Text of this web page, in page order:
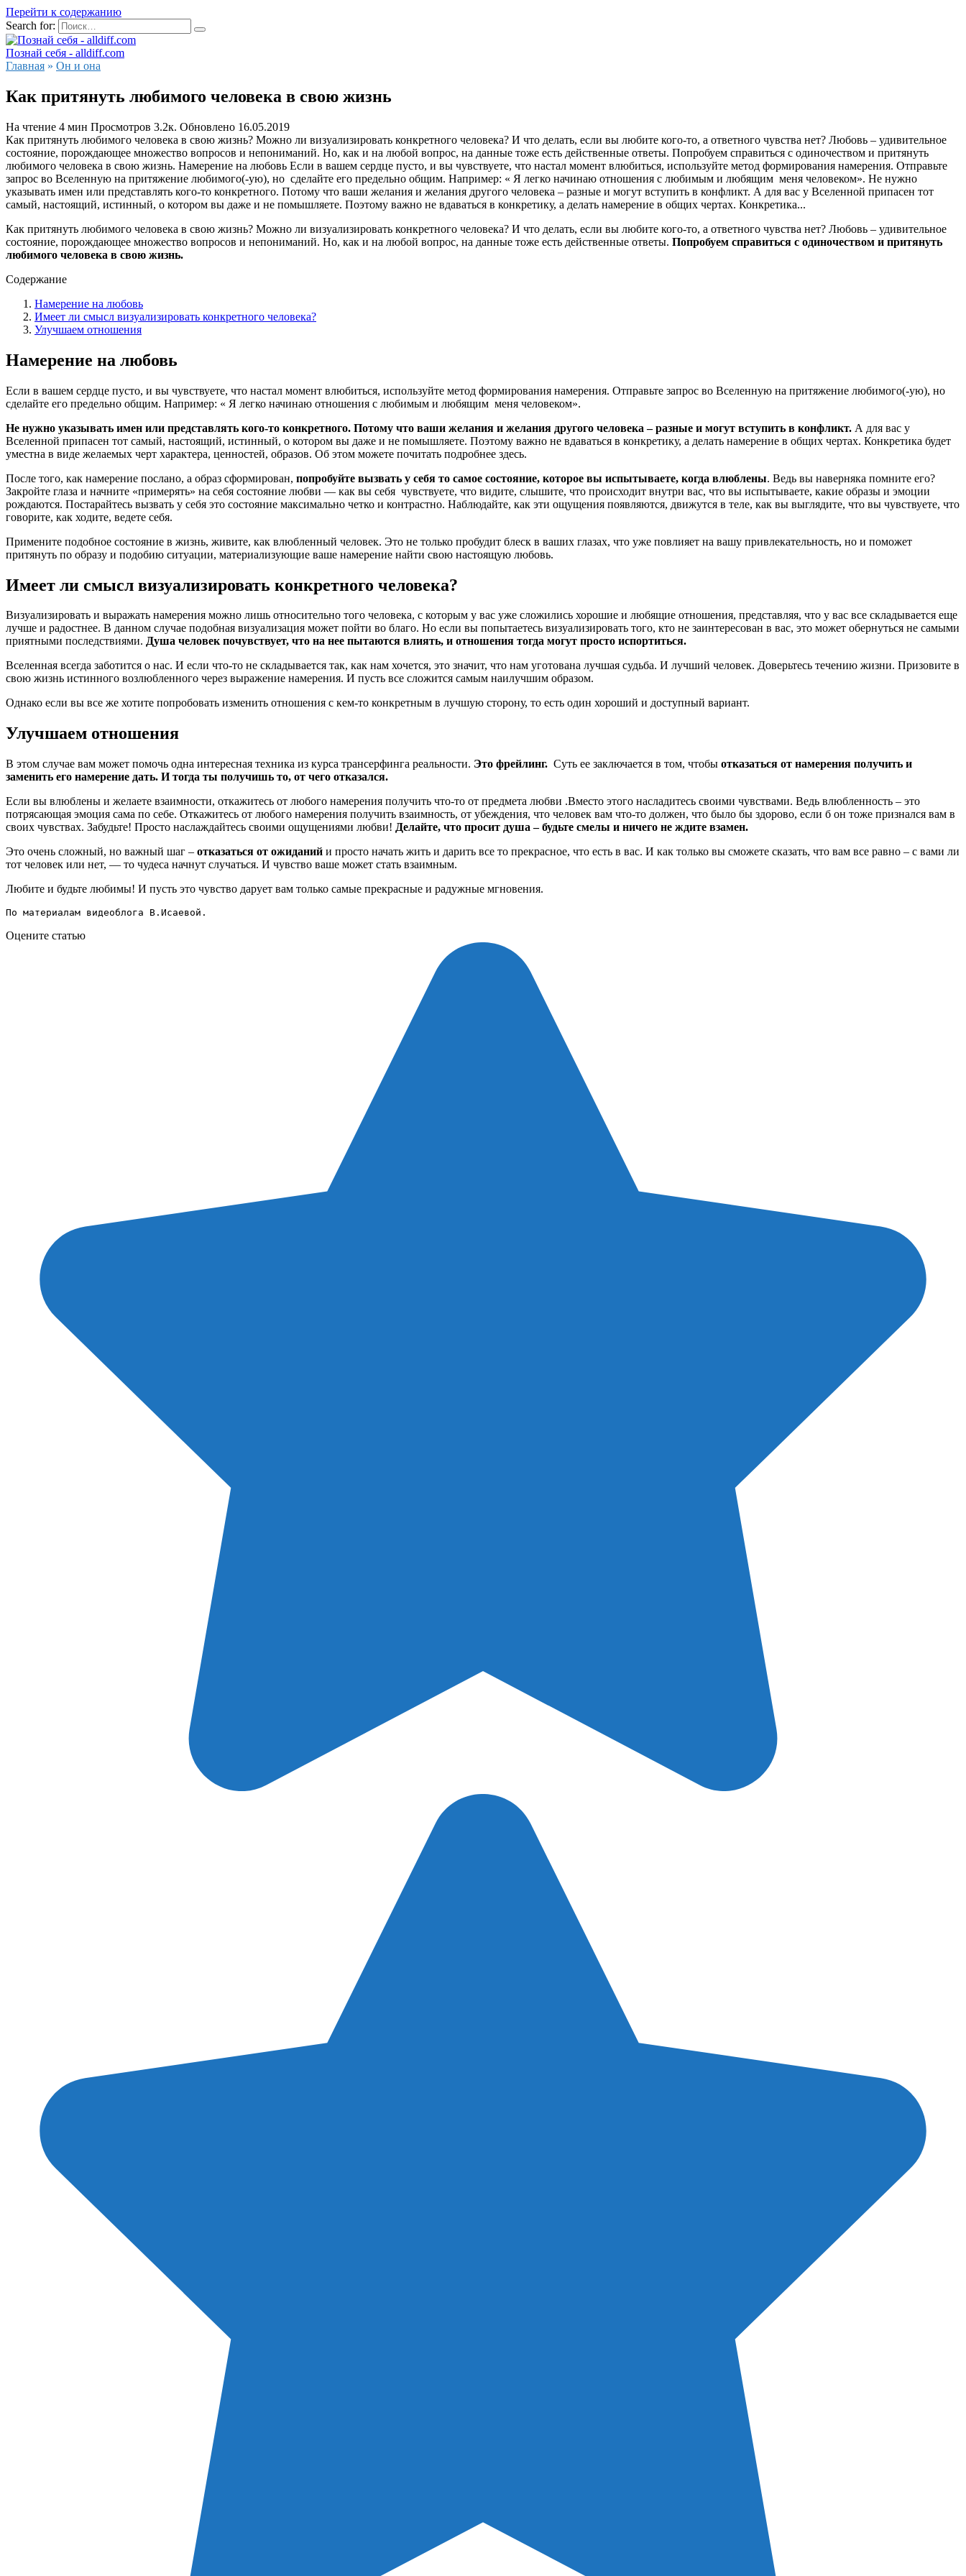
Перейти к содержанию
Search for:
Познай себя - alldiff.com
Главная » Он и она
Как притянуть любимого человека в свою жизнь
На чтение 4 мин Просмотров 3.2к. Обновлено 16.05.2019
Как притянуть любимого человека в свою жизнь? Можно ли визуализировать конкретного человека? И что делать, если вы любите кого-то, а ответного чувства нет? Любовь – удивительное
состояние, порождающее множество вопросов и непониманий. Но, как и на любой вопрос, на данные тоже есть действенные ответы. Попробуем справиться с одиночеством и притянуть
любимого человека в свою жизнь. Намерение на любовь Если в вашем сердце пусто, и вы чувствуете, что настал момент влюбиться, используйте метод формирования намерения. Отправьте
запрос во Вселенную на притяжение любимого(-ую), но сделайте его предельно общим. Например: « Я легко начинаю отношения с любимым и любящим меня человеком». Не нужно
указывать имен или представлять кого-то конкретного. Потому что ваши желания и желания другого человека – разные и могут вступить в конфликт. А для вас у Вселенной припасен тот
самый, настоящий, истинный, о котором вы даже и не помышляете. Поэтому важно не вдаваться в конкретику, а делать намерение в общих чертах. Конкретика...
Как притянуть любимого человека в свою жизнь? Можно ли визуализировать конкретного человека? И что делать, если вы любите кого-то, а ответного чувства нет? Любовь – удивительное
состояние, порождающее множество вопросов и непониманий. Но, как и на любой вопрос, на данные тоже есть действенные ответы. Попробуем справиться с одиночеством и притянуть
любимого человека в свою жизнь.
Содержание
Намерение на любовь
Имеет ли смысл визуализировать конкретного человека?
Улучшаем отношения
Намерение на любовь
Если в вашем сердце пусто, и вы чувствуете, что настал момент влюбиться, используйте метод формирования намерения. Отправьте запрос во Вселенную на притяжение любимого(-ую), но
сделайте его предельно общим. Например: « Я легко начинаю отношения с любимым и любящим меня человеком».
Не нужно указывать имен или представлять кого-то конкретного. Потому что ваши желания и желания другого человека – разные и могут вступить в конфликт. А для вас у
Вселенной припасен тот самый, настоящий, истинный, о котором вы даже и не помышляете. Поэтому важно не вдаваться в конкретику, а делать намерение в общих чертах. Конкретика будет
уместна в виде желаемых черт характера, ценностей, образов. Об этом можете почитать подробнее здесь.
После того, как намерение послано, а образ сформирован, попробуйте вызвать у себя то самое состояние, которое вы испытываете, когда влюблены. Ведь вы наверняка помните его?
Закройте глаза и начните «примерять» на себя состояние любви — как вы себя чувствуете, что видите, слышите, что происходит внутри вас, что вы испытываете, какие образы и эмоции
рождаются. Постарайтесь вызвать у себя это состояние максимально четко и контрастно. Наблюдайте, как эти ощущения появляются, движутся в теле, как вы выглядите, что вы чувствуете, что
говорите, как ходите, ведете себя.
Примените подобное состояние в жизнь, живите, как влюбленный человек. Это не только пробудит блеск в ваших глазах, что уже повлияет на вашу привлекательность, но и поможет
притянуть по образу и подобию ситуации, материализующие ваше намерение найти свою настоящую любовь.
Имеет ли смысл визуализировать конкретного человека?
Визуализировать и выражать намерения можно лишь относительно того человека, с которым у вас уже сложились хорошие и любящие отношения, представляя, что у вас все складывается еще
лучше и радостнее. В данном случае подобная визуализация может пойти во благо. Но если вы попытаетесь визуализировать того, кто не заинтересован в вас, это может обернуться не самыми
приятными последствиями. Душа человек почувствует, что на нее пытаются влиять, и отношения тогда могут просто испортиться.
Вселенная всегда заботится о нас. И если что-то не складывается так, как нам хочется, это значит, что нам уготована лучшая судьба. И лучший человек. Доверьтесь течению жизни. Призовите в
свою жизнь истинного возлюбленного через выражение намерения. И пусть все сложится самым наилучшим образом.
Однако если вы все же хотите попробовать изменить отношения с кем-то конкретным в лучшую сторону, то есть один хороший и доступный вариант.
Улучшаем отношения
В этом случае вам может помочь одна интересная техника из курса трансерфинга реальности. Это фрейлинг. Суть ее заключается в том, чтобы отказаться от намерения получить и
заменить его намерение дать. И тогда ты получишь то, от чего отказался.
Если вы влюблены и желаете взаимности, откажитесь от любого намерения получить что-то от предмета любви .Вместо этого насладитесь своими чувствами. Ведь влюбленность – это
потрясающая эмоция сама по себе. Откажитесь от любого намерения получить взаимность, от убеждения, что человек вам что-то должен, что было бы здорово, если б он тоже признался вам в
своих чувствах. Забудьте! Просто наслаждайтесь своими ощущениями любви! Делайте, что просит душа – будьте смелы и ничего не ждите взамен.
Это очень сложный, но важный шаг – отказаться от ожиданий и просто начать жить и дарить все то прекрасное, что есть в вас. И как только вы сможете сказать, что вам все равно – с вами ли
тот человек или нет, — то чудеса начнут случаться. И чувство ваше может стать взаимным.
Любите и будьте любимы! И пусть это чувство дарует вам только самые прекрасные и радужные мгновения.
По материалам видеоблога В.Исаевой.
Оцените статью